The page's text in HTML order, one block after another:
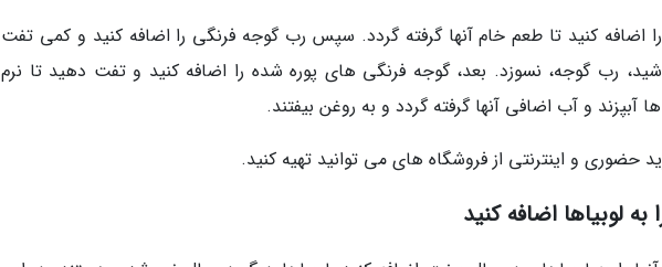
را اضافه کنید تا طعم خام آنها گرفته گردد. سپس رب گوجه فرنگی را اضافه کنید و کمی تفت
رب گوجه، نسوزد. بعد، گوجه فرنگی های پوره شده را اضافه کنید و تفت دهید تا نرم
آبپزند و آب اضافی آنها گرفته گردد و به روغن بیفتند.
و اینترنتی از فروشگاه های می توانید تهیه کنید.
لوبیاها اضافه کنید